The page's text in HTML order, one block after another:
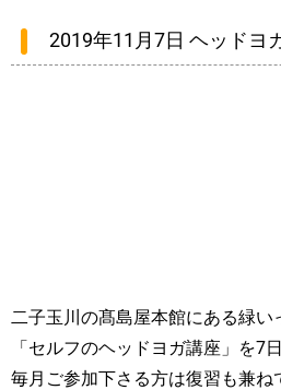
2019年11月7日 ヘッドヨ
二子玉川の髙島屋本館にある緑い
「セルフのヘッドヨガ講座」を7
毎月ご参加下さる方は復習も兼ね